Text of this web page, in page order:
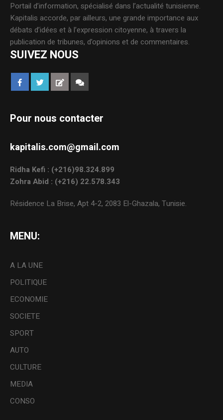
Portail d’information, spécialisé dans l’actualité tunisienne.
Kapitalis accorde, par ailleurs, une grande importance aux
débats d’idées et à l’expression citoyenne, à travers la
publication de tribunes, d’opinions et de commentaires.
SUIVEZ NOUS
Pour nous contacter
kapitalis.com@gmail.com
Ridha Kefi : (+216)98.324.899
Zohra Abid : (+216) 22.578.343
Résidence La Brise, Apt 4-2, 2083 El-Ghazala, Tunisie.
MENU:
A LA UNE
POLITIQUE
ECONOMIE
SOCIETE
SPORT
AUTO
CULTURE
MEDIA
CONSO